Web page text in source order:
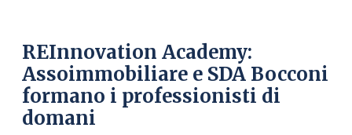
REInnovation Academy:
Assoimmobiliare e SDA Bocconi
formano i professionisti di
domani